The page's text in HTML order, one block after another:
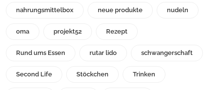
nahrungsmittelbox neue produkte nudeln
oma projekt52 Rezept
Rund ums Essen rutar lido schwangerschaft
Second Life Stöckchen Trinken